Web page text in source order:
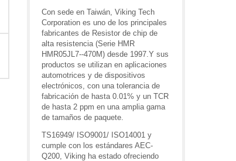
Con sede en Taiwán, Viking Tech
Corporation es uno de los principales
fabricantes de Resistor de chip de
alta resistencia (Serie HMR
HMR05JL7--470M) desde 1997.Y sus
productos se utilizan en aplicaciones
automotrices y de dispositivos
electrónicos, con una tolerancia de
fabricación de hasta 0.01% y un TCR
de hasta 2 ppm en una amplia gama
de tamaños de paquete.
TS16949/ ISO9001/ ISO14001 y
cumple con los estándares AEC-
Q200, Viking ha estado ofreciendo